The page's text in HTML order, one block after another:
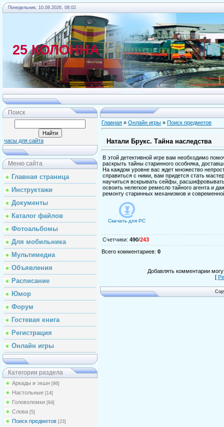
Понедельник, 10.08.2026, 08:02
25 КОЛОННА
Поиск
часы для сайта
Меню сайта
Главная страница
Инструктажи
Документы
Каталог файлов
Фотоальбомы
Для мобильника
Мультимедиа
Объявления
Расписание
Юмор
Форум
Гостевая книга
Регистрация
Онлайн игры
Категории раздела
Аркады и экшн [86]
Настольные [14]
Головоломки [64]
Слова [5]
Поиск предметов [23]
Главная » Онлайн игры » Поиск предметов
Натали Брукс. Тайна наследства
В этой детективной игре вам необходимо
раскрыть тайны старинного особняка,
На каждом уровне вас ждет множество
справиться с ними, вам придется стать
научиться вскрывать сейфы,
освоить нелегкое ремесло тайного агента и
ремонту старинных механизмов и
Скачать для PC
Счетчики: 490/243
Всего комментариев: 0
Добавлять комментарии
[